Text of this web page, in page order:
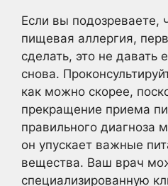
Если вы подозреваете,
пищевая аллергия,
сделать, это не давать
снова.
как можно скорее,
прекращение приема
правильного диагноза
он упускает важные
вещества. Ваш врач
специализированную